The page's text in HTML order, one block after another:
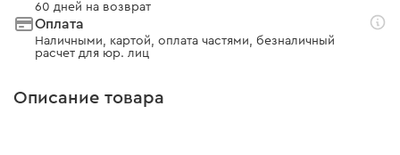
60 дней на возврат
Оплата
Наличными, картой, оплата частями, безналичный
расчет для юр. лиц
Описание товара